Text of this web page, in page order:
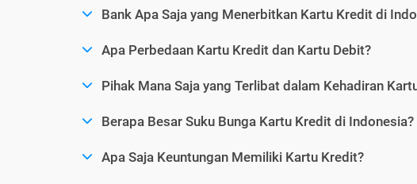
Bank Apa Saja yang Menerbitkan Kartu Kredit di
Apa Perbedaan Kartu Kredit dan Kartu Debit?
Pihak Mana Saja yang Terlibat dalam Kehadiran
Berapa Besar Suku Bunga Kartu Kredit di Indonesia?
Apa Saja Keuntungan Memiliki Kartu Kredit?